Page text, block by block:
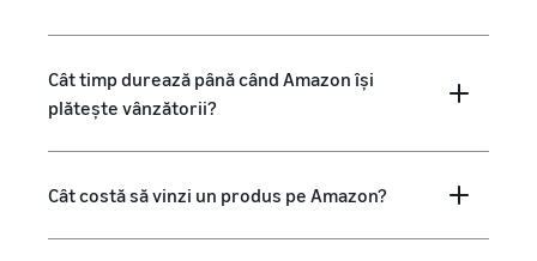
Cât timp durează până când Amazon își
plătește vânzătorii?
Cât costă să vinzi un produs pe Amazon?